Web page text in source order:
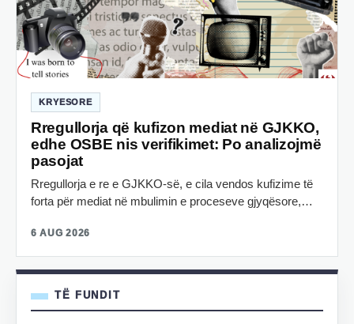
KRYESORE
Rregullorja që kufizon mediat në GJKKO,
edhe OSBE nis verifikimet: Po analizojmë
pasojat
Rregullorja e re e GJKKO-së, e cila vendos kufizime të
forta për mediat në mbulimin e proceseve gjyqësore,…
6 AUG 2026
TË FUNDIT